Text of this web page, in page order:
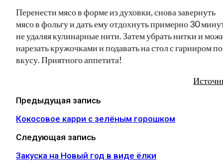
Перенести мясо в форме из духовки, снова завернуть
мясо в фольгу и дать ему отдохнуть примерно 30
не удаляя кулинарные нити. Затем убрать нитки и
нарезать кружочками и подавать на стол с гарниром по
вкусу. Приятного аппетита!
Предыдущая запись
Кокосовое карри с зелёным горошком
Следующая запись
Закуска на Новый год в виде ёлки